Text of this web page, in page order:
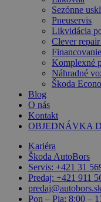
Sezónne
Pneuservis
Likvidácia
Clever
Financovanie
Komplexné
Náhradné
Škoda
Blog
O nás
Kontakt
OBJEDNÁVKA
Kariéra
Škoda AutoBors
Servis: +421 31
Predaj: +421 911
Pon – Pia: 8:00 –